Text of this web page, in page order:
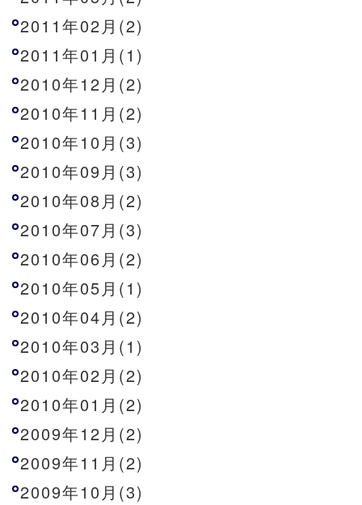
2011年02月(2)
2011年01月(1)
2010年12月(2)
2010年11月(2)
2010年10月(3)
2010年09月(3)
2010年08月(2)
2010年07月(3)
2010年06月(2)
2010年05月(1)
2010年04月(2)
2010年03月(1)
2010年02月(2)
2010年01月(2)
2009年12月(2)
2009年11月(2)
2009年10月(3)